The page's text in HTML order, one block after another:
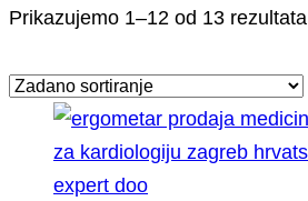
Prikazujemo 1–12 od 13 rezultata